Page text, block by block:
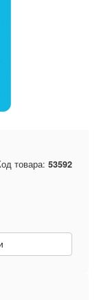
товара: 53592